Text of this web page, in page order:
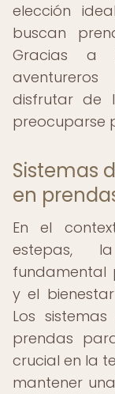
elección
buscan
Gracias a
disfrutar de
preocuparse
Sistemas
en
En el
estepas,
fundamental
y el
Los
prendas
crucial en la
mantener